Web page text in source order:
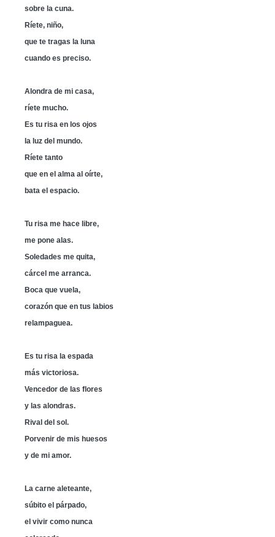
sobre la cuna.
Ríete, niño,
que te tragas la luna
cuando es preciso.
Alondra de mi casa,
ríete mucho.
Es tu risa en los ojos
la luz del mundo.
Ríete tanto
que en el alma al oírte,
bata el espacio.
Tu risa me hace libre,
me pone alas.
Soledades me quita,
cárcel me arranca.
Boca que vuela,
corazón que en tus labios
relampaguea.
Es tu risa la espada
más victoriosa.
Vencedor de las flores
y las alondras.
Rival del sol.
Porvenir de mis huesos
y de mi amor.
La carne aleteante,
súbito el párpado,
el vivir como nunca